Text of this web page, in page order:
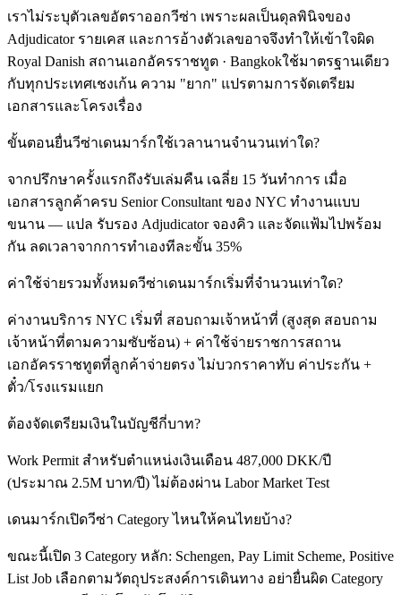
เราไม่ระบุตัวเลขอัตราออกวีซ่า เพราะผลเป็นดุลพินิจของ
Adjudicator รายเคส และการอ้างตัวเลขอาจจึงทำให้เข้าใจผิด
Royal Danish สถานเอกอัครราชทูต · Bangkokใช้มาตรฐานเดียว
กับทุกประเทศเชงเก้น ความ "ยาก" แปรตามการจัดเตรียม
เอกสารและโครงเรื่อง
ขั้นตอนยื่นวีซ่าเดนมาร์กใช้เวลานานจำนวนเท่าใด?
จากปรึกษาครั้งแรกถึงรับเล่มคืน เฉลี่ย 15 วันทำการ เมื่อ
เอกสารลูกค้าครบ Senior Consultant ของ NYC ทำงานแบบ
ขนาน — แปล รับรอง Adjudicator จองคิว และจัดแฟ้มไปพร้อม
กัน ลดเวลาจากการทำเองทีละขั้น 35%
ค่าใช้จ่ายรวมทั้งหมดวีซ่าเดนมาร์กเริ่มที่จำนวนเท่าใด?
ค่างานบริการ NYC เริ่มที่ สอบถามเจ้าหน้าที่ (สูงสุด สอบถาม
เจ้าหน้าที่ตามความซับซ้อน) + ค่าใช้จ่ายราชการสถาน
เอกอัครราชทูตที่ลูกค้าจ่ายตรง ไม่บวกราคาทับ ค่าประกัน +
ตั๋ว/โรงแรมแยก
ต้องจัดเตรียมเงินในบัญชีกี่บาท?
Work Permit สำหรับตำแหน่งเงินเดือน 487,000 DKK/ปี
(ประมาณ 2.5M บาท/ปี) ไม่ต้องผ่าน Labor Market Test
เดนมาร์กเปิดวีซ่า Category ไหนให้คนไทยบ้าง?
ขณะนี้เปิด 3 Category หลัก: Schengen, Pay Limit Scheme, Positive
List Job เลือกตามวัตถุประสงค์การเดินทาง อย่ายื่นผิด Category